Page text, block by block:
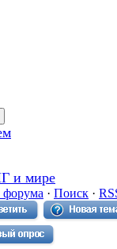
и мире
форума · Поиск ·